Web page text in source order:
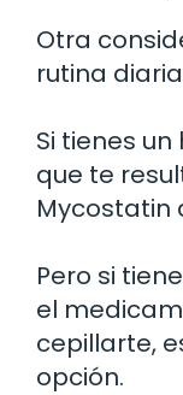
Otra
rutina
Si tienes
que te
Mycostatin
Pero si
el
cepillarte,
opción.